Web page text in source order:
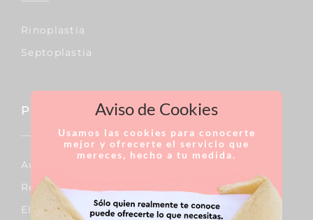
Rinoplastia
Septoplastia
Pecho
Aumento De Pecho
Reducción De Pecho
Elevación De Pecho
Aviso de Cookies
Usamos las cookies para conocerte
mejor y ofrecerte el servicio que
mereces, hecho a tu medida.